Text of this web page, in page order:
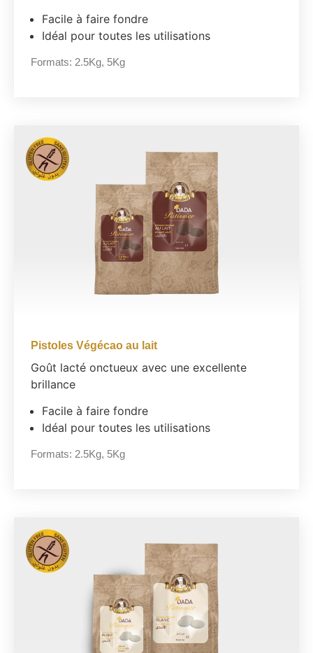
Facile à faire fondre
Idéal pour toutes les utilisations
Formats: 2.5Kg, 5Kg
Pistoles Végécao au lait
Goût lacté onctueux avec une excellente
brillance
Facile à faire fondre
Idéal pour toutes les utilisations
Formats: 2.5Kg, 5Kg